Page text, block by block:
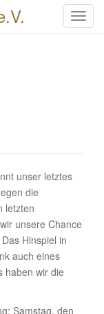
T
i
unser letztes
die
letzten
unsere Chance
Hinspiel in
auch eines
haben wir die
Samstag, den